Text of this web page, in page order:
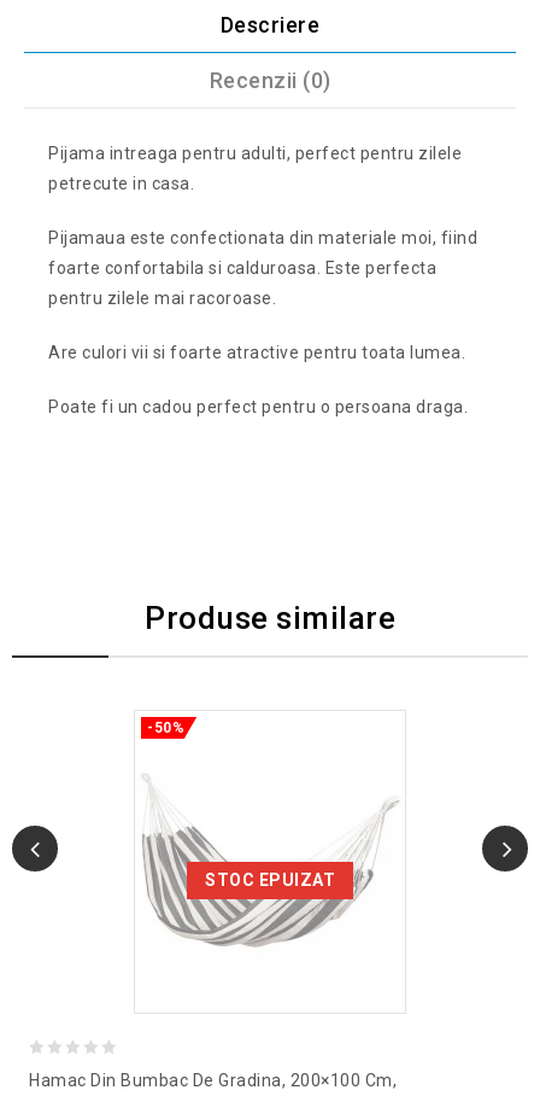
Descriere
Recenzii (0)
Pijama intreaga pentru adulti, perfect pentru zilele
petrecute in casa.
Pijamaua este confectionata din materiale moi, fiind
foarte confortabila si calduroasa. Este perfecta
pentru zilele mai racoroase.
Are culori vii si foarte atractive pentru toata lumea.
Poate fi un cadou perfect pentru o persoana draga.
Produse similare
STOC EPUIZAT
-50%
Hamac Din Bumbac De Gradina, 200×100 Cm,